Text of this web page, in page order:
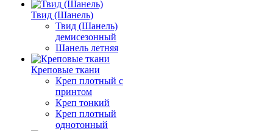
Твид (Шанель)
Твид (Шанель)
демисезонный
Шанель летняя
Креповые ткани
Креп плотный с
принтом
Креп тонкий
Креп плотный
однотонный